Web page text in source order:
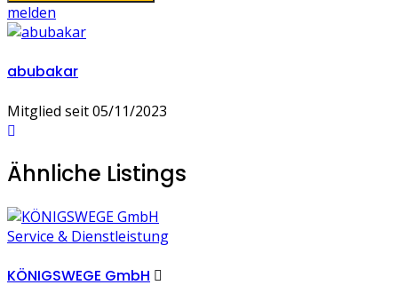
melden
abubakar
Mitglied seit 05/11/2023
Ähnliche Listings
Service & Dienstleistung
KÖNIGSWEGE GmbH